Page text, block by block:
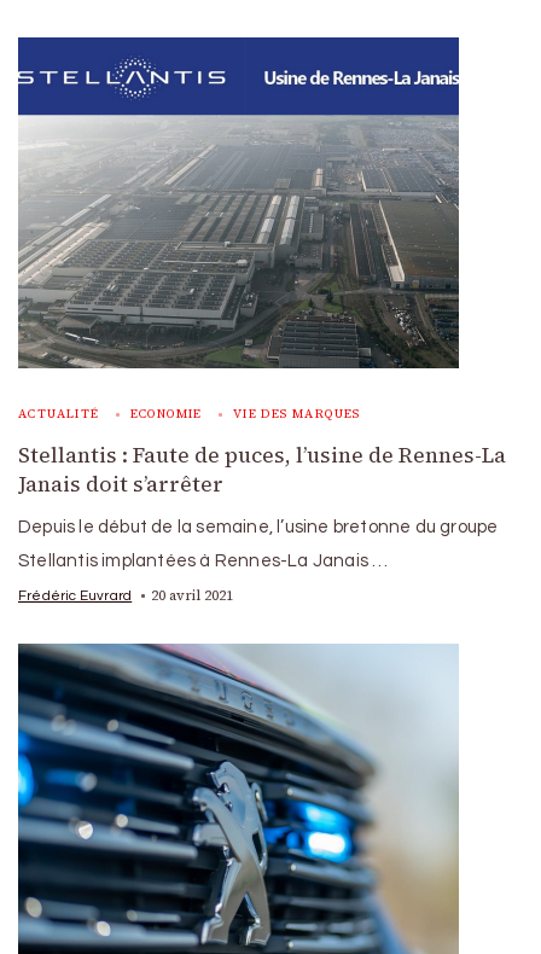
ACTUALITÉ ECONOMIE VIE DES MARQUES
Stellantis : Faute de puces, l’usine de Rennes-La
Janais doit s’arrêter
Depuis le début de la semaine, l’usine bretonne du groupe
Stellantis implantées à Rennes-La Janais …
Frédéric Euvrard 20 avril 2021